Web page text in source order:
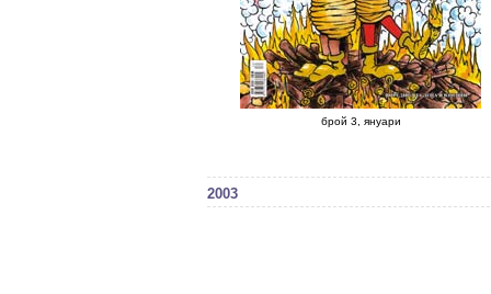
брой 3, януари
2003